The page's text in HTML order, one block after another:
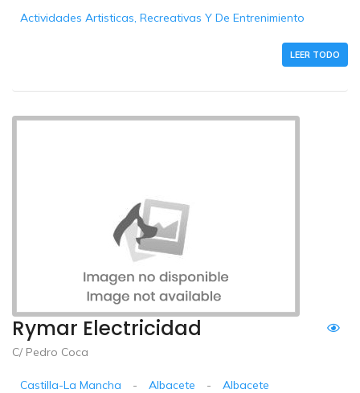
Actividades Artisticas, Recreativas Y De Entrenimiento
LEER TODO
Rymar Electricidad
C/ Pedro Coca
Castilla-La Mancha - Albacete - Albacete